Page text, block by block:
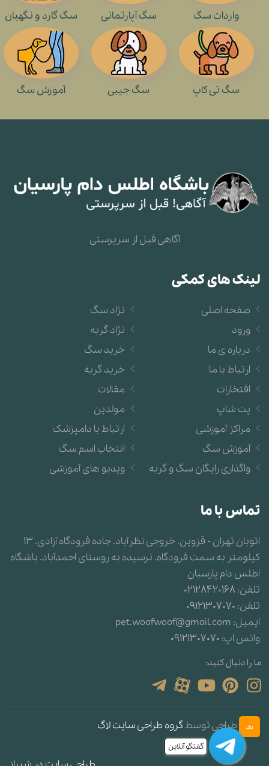
علائم و درمان بیماری کنل کاف یا سرفه سگ
قوانین نگهداری از سگ در کشور‌ های خارجی
راه های تخلیه انرژی سگ
سگ تی کاپ چیست؟ معرفی نژادهای تیکاپ
مزایا
آموزش جعبه سگ
آموزش جلوگیری از پارس کردن سگ
آموزش رفع جویدن سگ
آموزش محل دستشویی به سگ
به سگ خود نشان دهید که او رئیس نیست
جلوگیری از تعقیب کردن ماشین ها توسط سگ
جلوگیری از گاز گرفتن توله سگ
سرگرمی کردن سگ
تحرک در سگها
حواس پنجگانه سگ ها
رنگهای پوشش سگ
بررسی نقاط مختلف بدن سگ
دیسپلازی لگن در سگ
ویروس دیستمپر در سگها
فتق در سگها و گربه ها
این غذاها را هرگز به سگ تان ندهید
واردات سگ سگ آپارتمانی سگ گارد و نگهبان
سگ تی کاپ سگ جیبی آموزش سگ
گفتگو آنلاین
آگاهی قبل از سرپرستی
لینک های کمکی
نژاد سگ
نژاد گربه
خرید سگ
خرید گربه
مقالات
مولدین
ارتباط با دامپزشک
انتخاب اسم سگ
ویدیو های آموزشی
صفحه اصلی
ورود
درباره ی ما
ارتباط با ما
افتخارات
پت شاپ
مراکز آموزشی
آموزش سگ
واگذاری رایگان سگ و گربه
تماس با ما
اتوبان تهران - قزوین. خروجی نظرآباد. جاده فرودگاه آزادی. 13
کیلومتر به سمت فرودگاه. نرسیده به روستای احمدآباد. باشگاه
اطلس دام پارسیان
تلفن:02128420168
تلفن: 09121307070
ایمیل: pet.woofwoof@gmail.com
واتس اپ: 09121307070
ما را دنبال کنید:
طراحی توسطگروه طراحی سایت لاگ